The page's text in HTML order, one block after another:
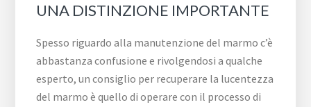
UNA DISTINZIONE IMPORTANTE
Spesso riguardo alla manutenzione del marmo c’è
abbastanza confusione e rivolgendosi a qualche
esperto, un consiglio per recuperare la lucentezza
del marmo è quello di operare con il processo di